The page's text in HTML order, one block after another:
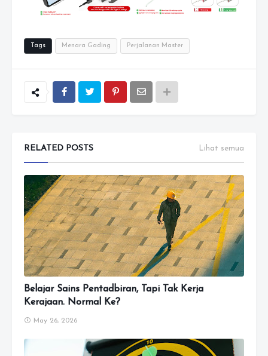
Tags Menara Gading Perjalanan Master
RELATED POSTS Lihat semua
Belajar Sains Pentadbiran, Tapi Tak Kerja
Kerajaan. Normal Ke?
May 26, 2026